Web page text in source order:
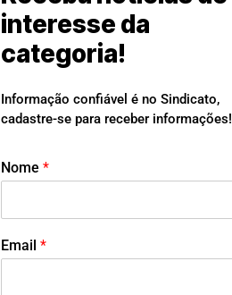
interesse da
categoria!
Informação confiável é no Sindicato,
cadastre-se para receber informações!
Nome *
Email *